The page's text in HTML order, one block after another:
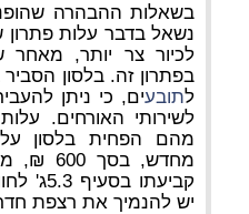
בשאלות ההבהרה
נשאל בדבר עלות פתרון
לכיור צר יותר, מאחר
לתובעים, כי ניתן
מהם הפחית בלסון
מחדש,
קביעתו
יש להנמיך את רצפת